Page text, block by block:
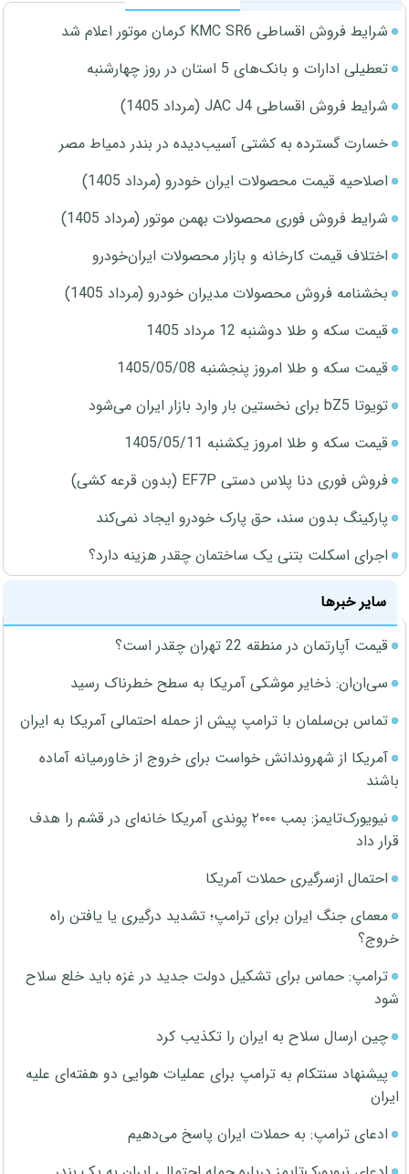
شرایط فروش اقساطی KMC SR6 کرمان موتور اعلام شد
تعطیلی ادارات و بانک‌های 5 استان در روز چهارشنبه
شرایط فروش اقساطی JAC J4 (مرداد 1405)
خسارت گسترده به کشتی آسیب‌دیده در بندر دمیاط مصر
اصلاحیه قیمت محصولات ایران خودرو (مرداد 1405)
شرایط فروش فوری محصولات بهمن موتور (مرداد 1405)
اختلاف قیمت کارخانه و بازار محصولات ایران‌خودرو
بخشنامه فروش محصولات مدیران خودرو (مرداد 1405)
قیمت سکه و طلا دوشنبه 12 مرداد 1405
قیمت سکه و طلا امروز پنجشنبه 1405/05/08
تویوتا bZ5 برای نخستین بار وارد بازار ایران می‌شود
قیمت سکه و طلا امروز یکشنبه 1405/05/11
فروش فوری دنا پلاس دستی EF7P (بدون قرعه کشی)
پارکینگ بدون سند، حق پارک خودرو ایجاد نمی‌کند
اجرای اسکلت بتنی یک ساختمان چقدر هزینه دارد؟
سایر خبرها
قیمت آپارتمان در منطقه 22 تهران چقدر است؟
سی‌ان‌ان: ذخایر موشکی آمریکا به سطح خطرناک رسید
تماس بن‌سلمان با ترامپ پیش از حمله احتمالی آمریکا به ایران
آمریکا از شهروندانش خواست برای خروج از خاورمیانه آماده
باشند
نیویورک‌تایمز: بمب ۲۰۰۰ پوندی آمریکا خانه‌ای در قشم را هدف
قرار داد
احتمال ازسرگیری حملات آمریکا
معمای جنگ ایران برای ترامپ؛ تشدید درگیری یا یافتن راه
خروج؟
ترامپ: حماس برای تشکیل دولت جدید در غزه باید خلع سلاح
شود
چین ارسال سلاح به ایران را تکذیب کرد
پیشنهاد سنتکام به ترامپ برای عملیات هوایی دو هفته‌ای علیه
ایران
ادعای ترامپ: به حملات ایران پاسخ می‌دهیم